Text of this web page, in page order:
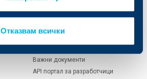
Отказвам всички
Продажба на имоти
Важни документи
API портал за разработчици